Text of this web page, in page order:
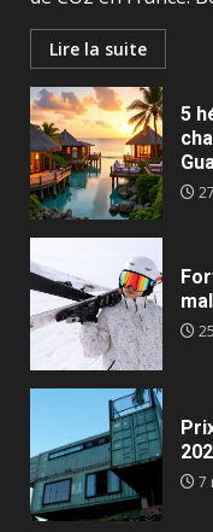
Lire la suite
5
7